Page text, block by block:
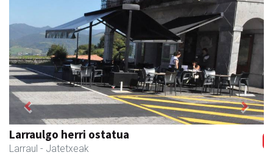
Larraulgo herri ostatua
Larraul - Jatetxeak
Previous Next